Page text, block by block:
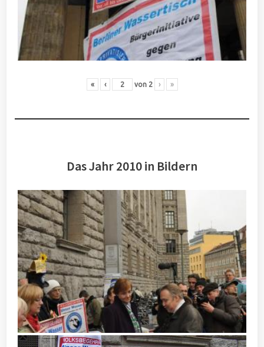
« ‹ von 2 › »
Das Jahr 2010 in Bildern